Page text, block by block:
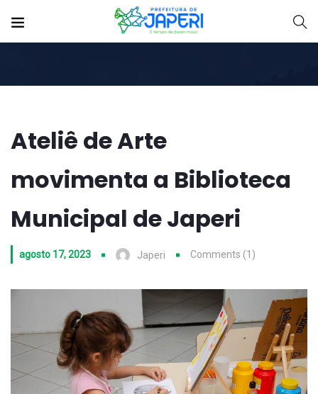
Ateliê de Arte
movimenta a Biblioteca
Municipal de Japeri
agosto 17, 2023 Japeri Comments (1)